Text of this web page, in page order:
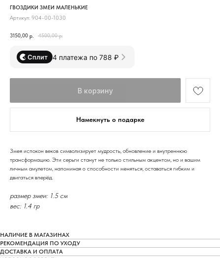
ГВОЗДИКИ ЗМЕИ МАЛЕНЬКИЕ
Артикул: 904-00-1030
3150,00 р. 4500,00 р.
Сплит 4 платежа по 788 ₽
В корзину
Намекнуть о подарке
Змея испокон веков символизирует мудрость, обновление и внутреннюю
трансформацию. Эти серьги станут не только стильным акцентом, но и вашим
личным амулетом, напоминая о способности меняться, оставаться гибким и
двигаться вперёд.
размер змеи: 1.5 см
вес: 1.4 гр
НАЛИЧИЕ В МАГАЗИНАХ
РЕКОМЕНДАЦИЯ ПО УХОДУ
ДОСТАВКА И ОПЛАТА